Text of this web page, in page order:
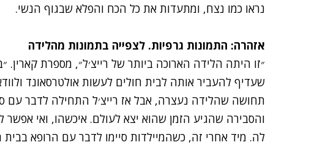
נראו כמו נצח, ומתעדות את כל הכח והפלא שבגוף הנשי.
אזהרה: התמונות גרפיות. לצפייה בתמונות מהלידה
״זו היתה הלידה הארוכה ביותר של רייצ׳ל״, מספרת קארין.
שעדיף להעביר אותה לבית חולים לעשות אולטרסאונד
תחושה שהלידה נעצרה, אבל אז רייצ׳ל התחילה לדבר עם
והסבירה שהגיע הזמן שהוא יצא לעולם. איכשהו, ואי
לה. מיד אחרי זה, כשהמיילדות סיימו לדבר עם הרופא בבית